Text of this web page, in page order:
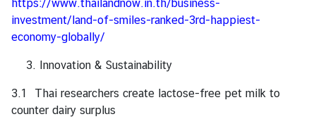
/
ก
ง
สุ
|
V
https://www.thailandnow.in.th/business-
investment/land-of-smiles-ranked-3rd-happiest-
economy-globally/
Innovation & Sustainability
3.1 Thai researchers create lactose-free pet milk to
counter dairy surplus